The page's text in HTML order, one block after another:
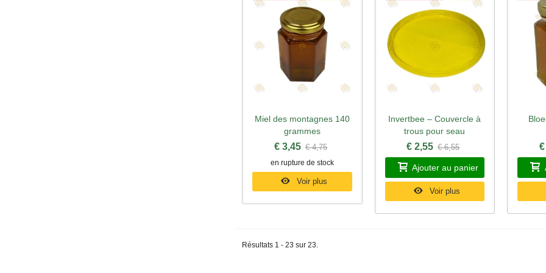
Aperçu rapide
Miel des montagnes 140
grammes
€ 3,45 € 4,75
en rupture de stock
Voir plus
Aperçu rapide
Invertbee – Couvercle à
trous pour seau
€ 2,55 € 6,55
Ajouter au panier
Voir plus
Résultats 1 - 23 sur 23.